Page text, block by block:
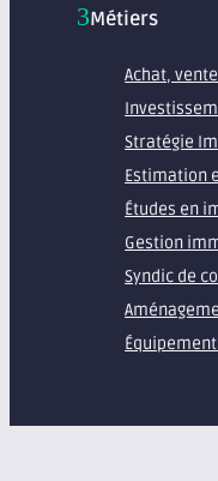
Métiers
Achat,
Stratégie
Estimation
Études en
Gestion
Syndic de